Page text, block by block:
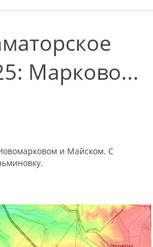
Марково...
и Майском. С